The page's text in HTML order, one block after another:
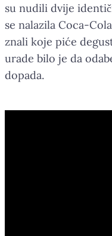
su nudili dvije
se nalazila Coca-
znali koje piće
urade bilo je da
dopada.